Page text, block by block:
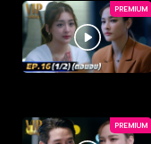
PREMIUM
PREMIUM